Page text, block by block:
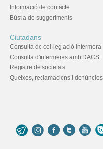
Informació de contacte
Bústia de suggeriments
Ciutadans
Consulta de col·legiació infermera
Consulta d'infermeres amb DACS
Registre de societats
Queixes, reclamacions i denúncies